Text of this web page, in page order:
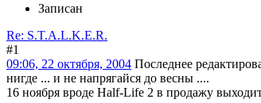
Записан
Re: S.T.A.L.K.E.R.
#1
09:06, 22 октября, 2004 Последнее
нигде ... и не напрягайся до весны ....
16 ноября вроде Half-Life 2 в продажу